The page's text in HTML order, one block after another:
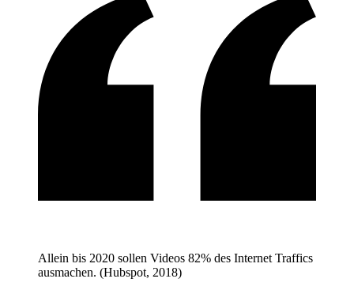
Allein bis 2020 sollen Videos 82% des Internet Traffics
ausmachen. (Hubspot, 2018)